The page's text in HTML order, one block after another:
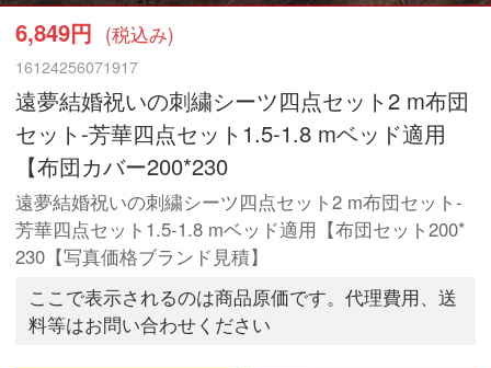
6,849円 (税込み)
16124256071917
遠夢結婚祝いの刺繍シーツ四点セット2 m布団
セット-芳華四点セット1.5-1.8 mベッド適用
【布団カバー200*230
遠夢結婚祝いの刺繍シーツ四点セット2 m布団セット-
芳華四点セット1.5-1.8 mベッド適用【布団セット200*
230【写真価格ブランド見積】
ここで表示されるのは商品原価です。代理費用、送
料等はお問い合わせください